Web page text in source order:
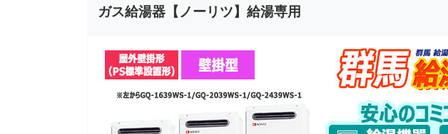
ガス給湯器【ノーリツ】給湯専用